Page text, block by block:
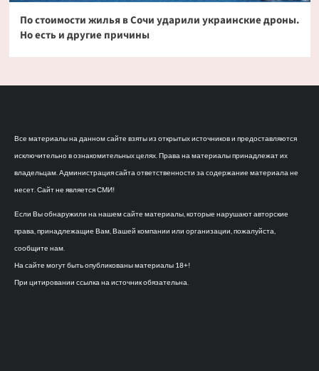
По стоимости жилья в Сочи ударили украинские дроны.
Но есть и другие причины
Все материалы на данном сайте взяты из открытых источников и предоставляются
исключительно в ознакомительных целях. Права на материалы принадлежат их
владельцам. Администрация сайта ответственности за содержание материала не
несет. Сайт не является СМИ!
Если Вы обнаружили на нашем сайте материалы, которые нарушают авторские
права, принадлежащие Вам, Вашей компании или организации, пожалуйста,
сообщите нам.
На сайте могут быть опубликованы материалы 18+!
При цитировании ссылка на источник обязательна.